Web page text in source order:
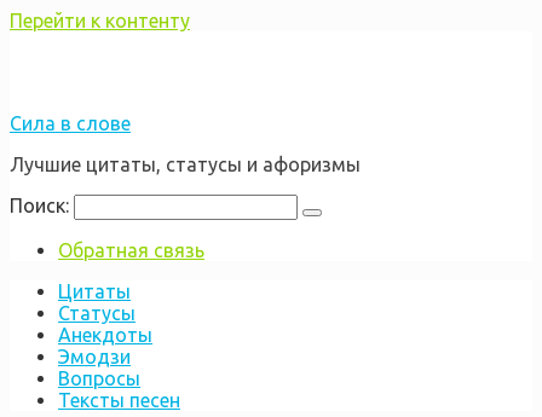
Перейти к контенту
Сила в слове
Лучшие цитаты, статусы и афоризмы
Поиск:
Обратная связь
Цитаты
Статусы
Анекдоты
Эмодзи
Вопросы
Тексты песен